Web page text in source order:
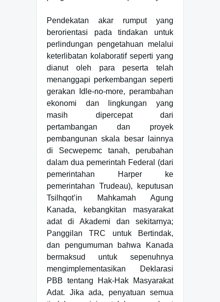
Pendekatan akar rumput yang
berorientasi pada tindakan untuk
perlindungan pengetahuan melalui
keterlibatan kolaboratif seperti yang
dianut oleh para peserta telah
menanggapi perkembangan seperti
gerakan Idle-no-more, perambahan
ekonomi dan lingkungan yang
masih dipercepat dari
pertambangan dan proyek
pembangunan skala besar lainnya
di Secwepemc tanah, perubahan
dalam dua pemerintah Federal (dari
pemerintahan Harper ke
pemerintahan Trudeau), keputusan
Tsilhqot’in Mahkamah Agung
Kanada, kebangkitan masyarakat
adat di Akademi dan sekitarnya;
Panggilan TRC untuk Bertindak,
dan pengumuman bahwa Kanada
bermaksud untuk sepenuhnya
mengimplementasikan Deklarasi
PBB tentang Hak-Hak Masyarakat
Adat. Jika ada, penyatuan semua